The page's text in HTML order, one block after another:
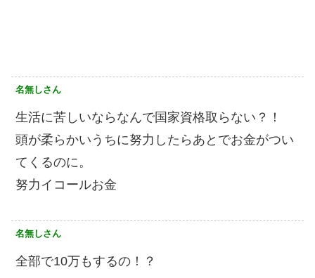
名無しさん
生活に苦しいならなんで国家資格取らない？！
頭が柔らかいうちに努力したらあとでお金がつい
てくるのに。
努力イコールお金
名無しさん
全部で10万もするの！？